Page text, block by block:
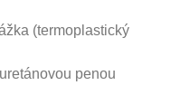
(termoplastický
penou